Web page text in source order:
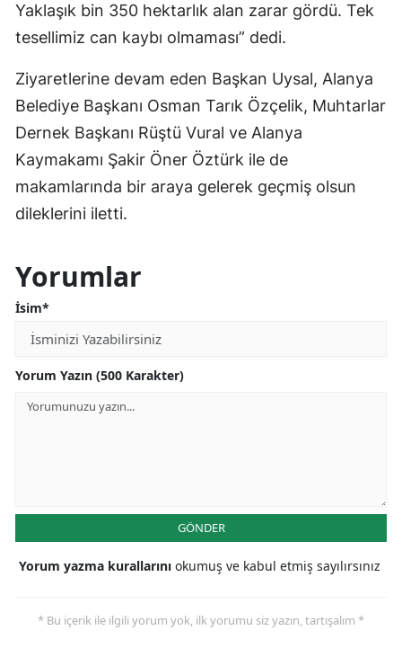
Yaklaşık bin 350 hektarlık alan zarar gördü. Tek
tesellimiz can kaybı olmaması” dedi.
Ziyaretlerine devam eden Başkan Uysal, Alanya
Belediye Başkanı Osman Tarık Özçelik, Muhtarlar
Dernek Başkanı Rüştü Vural ve Alanya
Kaymakamı Şakir Öner Öztürk ile de
makamlarında bir araya gelerek geçmiş olsun
dileklerini iletti.
Yorumlar
İsim*
Yorum Yazın (500 Karakter)
GÖNDER
Yorum yazma kurallarını okumuş ve kabul etmiş sayılırsınız
* Bu içerik ile ilgili yorum yok, ilk yorumu siz yazın, tartışalım *